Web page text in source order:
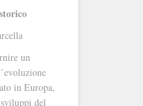
un
in Europa,
del